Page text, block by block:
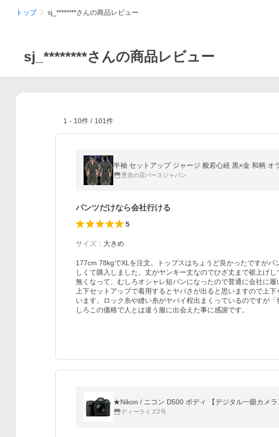
トップ sj_********さんの商品レビュー
sj_********さんの商品レビュー
1 - 10件 / 101件
半袖 セットアップ ジャージ 般若心経 黒×金 和柄
悪党の店バースジャパン
パンツだけなら会社行ける
5
サイズ ： 大きめ
177cm 78kgでXLを注文。トップスはちょうど良かったですがパ
しくて購入しました。丈がヤンキー丈なのでひざ丈まで裾上げ
無くなって、むしろオシャレ短パンになったので普通に会社に履
上下セットアップで着用するとヤバさが出ると思いますので上
います。ロック糸や縫い糸がヤバイ程出まくっているのですが
しろこの価格で人とは違う服に出会えた事に感謝です。
★Nikon / ニコン D500 ボディ 【デジタル一眼カメラ
ディーライズ2号